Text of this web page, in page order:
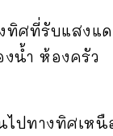
ทิศที่รับแสงแ
น้ำ ห้องครัว
ปทางทิศเหนื